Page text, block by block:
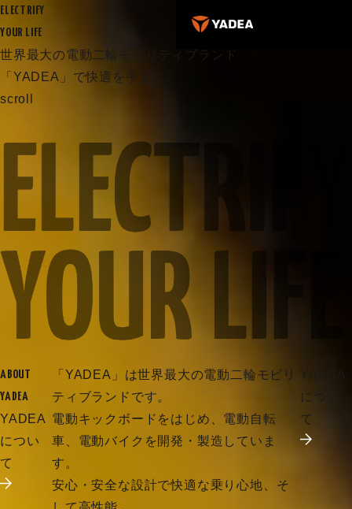
ELECTRIFY
YOUR LIFE
世界最大の電動二輪モビリティブランド
「YADEA」で快適を手元に。
scroll
ABOUT
YADEA
YADEA
につい
て
「YADEA」は世界最大の電動二輪モビリ
ティブランドです。
電動キックボードをはじめ、電動自転
車、電動バイクを開発・製造していま
す。
安心・安全な設計で快適な乗り心地、そ
YADEA
につい
て